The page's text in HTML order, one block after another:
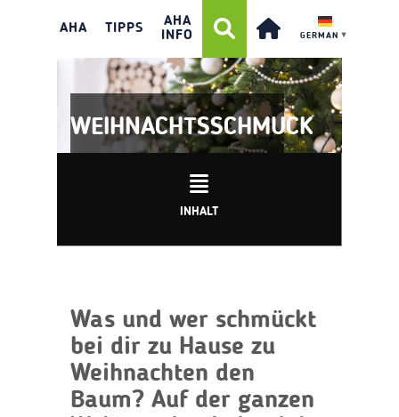
AHA TIPPS
AHA
INFO
GERMAN ▼
WEIHNACHTSSCHMUCK
INHALT
Was und wer schmückt
bei dir zu Hause zu
Weihnachten den
Baum? Auf der ganzen